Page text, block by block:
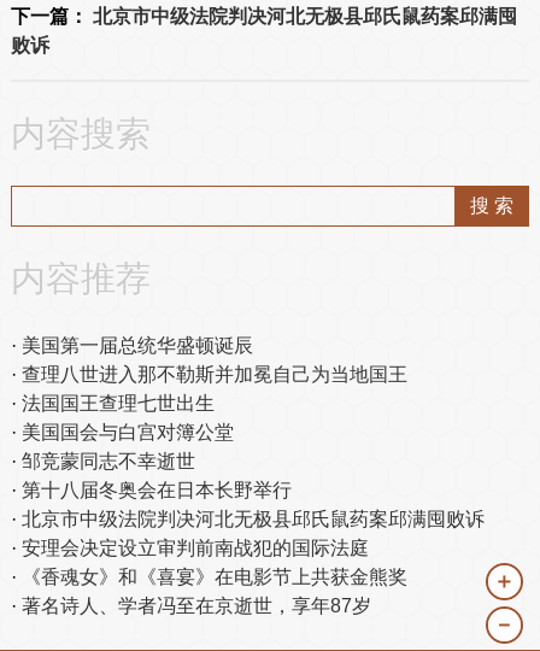
下一篇： 北京市中级法院判决河北无极县邱氏鼠药案邱满囤
败诉
内容搜索
内容推荐
美国第一届总统华盛顿诞辰
查理八世进入那不勒斯并加冕自己为当地国王
法国国王查理七世出生
美国国会与白宫对簿公堂
邹竞蒙同志不幸逝世
第十八届冬奥会在日本长野举行
北京市中级法院判决河北无极县邱氏鼠药案邱满囤败诉
安理会决定设立审判前南战犯的国际法庭
《香魂女》和《喜宴》在电影节上共获金熊奖
著名诗人、学者冯至在京逝世，享年87岁
＋
－